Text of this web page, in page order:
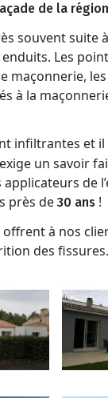
de la
souvent suite
Les
maçonnerie,
à la
infiltrantes et il
un savoir
de
près de30 ans !
offrent à nos
des fissures.